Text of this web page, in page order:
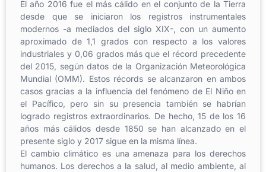
El año 2016 fue el más cálido en el conjunto de la Tierra
desde que se iniciaron los registros instrumentales
modernos -a mediados del siglo XIX-, con un aumento
aproximado de 1,1 grados con respecto a los valores
industriales y 0,06 grados más que el récord precedente
del 2015, según datos de la Organización Meteorológica
Mundial (OMM). Estos récords se alcanzaron en ambos
casos gracias a la influencia del fenómeno de El Niño en
el Pacífico, pero sin su presencia también se habrían
logrado registros extraordinarios. De hecho, 15 de los 16
años más cálidos desde 1850 se han alcanzado en el
presente siglo y 2017 sigue en la misma línea.
El cambio climático es una amenaza para los derechos
humanos. Los derechos a la salud, al medio ambiente, al